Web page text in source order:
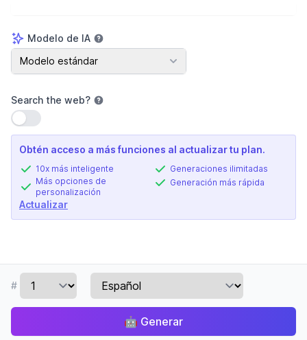
Modelo de IA
Modelo de IA
Modelo estándar
Search the web?
Usar configuración
Obtén acceso a más funciones al actualizar tu plan.
10x más inteligente
Más opciones de
personalización
Generaciones ilimitadas
Generación más rápida
Actualizar
#
🤖 Generar